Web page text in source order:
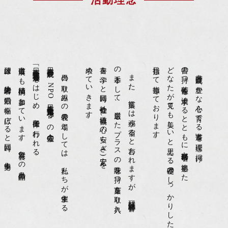
書蒼院は「豊かな心を育てる書道」を理念に掲げ、
書の持つ芸術性を追求するとともに文部科学省に準拠した
どなたが見ても美しいと思える基礎のしっかりした文字を
目指して指導しております。
また、言葉には魂が宿ると言われますが、競技雑誌「書蒼」
の手本として、厳選したプラスの意味を持つ言葉を取り入れ、
書を学ぶと同時に社会性や道徳観、心の安らぎ(安定)を
求めていきます。
日々の取り組みの発表の場としては、私たちが主催する
日本書蒼院展や、NPO日本藝術文化環境考solaの会主催の
「日本藝術文化環境書道展」をはじめ、各団体で行われる
書道展にも積極的に参加しています。展覧会への出品作品の
練習は、生徒諸君の活動の幅を広げると同時に、集中力を